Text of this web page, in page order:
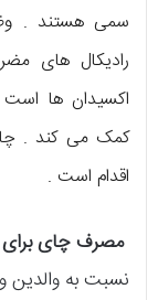
سمی هستند .
رادیکال های
اکسیدان ها
کمک می کند .
اقدام است .
مصرف چای
نسبت به والدین و